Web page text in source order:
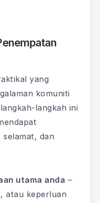
yang
komuniti
langkah ini
selamat, dan
utama anda –
atau keperluan